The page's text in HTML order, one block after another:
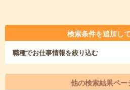
検索条件を追加し
職種でお仕事情報を絞り込む
他の検索結果ペー